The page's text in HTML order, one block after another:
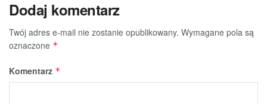
Dodaj komentarz
Twój adres e-mail nie zostanie opublikowany. Wymagane pola są
oznaczone *
Komentarz *